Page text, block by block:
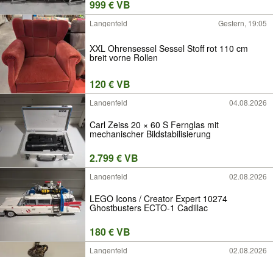
999 € VB
Langenfeld Gestern, 19:05
XXL Ohrensessel Sessel Stoff rot 110 cm
breit vorne Rollen
120 € VB
Langenfeld 04.08.2026
Carl Zeiss 20 × 60 S Fernglas mit
mechanischer Bildstabilisierung
2.799 € VB
Langenfeld 02.08.2026
LEGO Icons / Creator Expert 10274
Ghostbusters ECTO-1 Cadillac
180 € VB
Langenfeld 02.08.2026